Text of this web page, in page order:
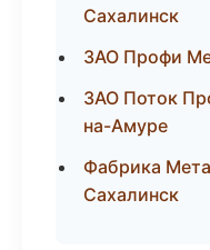
Сахалинск
ЗАО Профи
ЗАО Поток
на-Амуре
Фабрика
Сахалинск